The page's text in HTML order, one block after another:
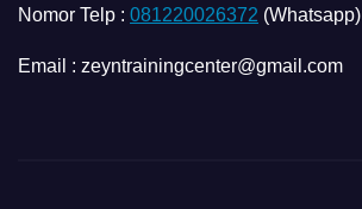
Nomor Telp : 081220026372 (Whatsapp)
Email : zeyntrainingcenter@gmail.com